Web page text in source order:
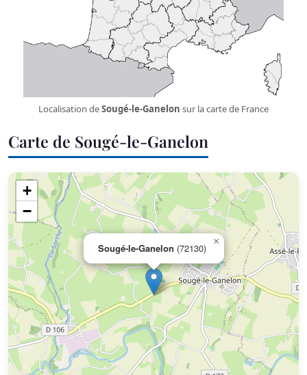
Localisation deSougé-le-Ganelon sur la carte de France
Carte de Sougé-le-Ganelon
Sougé-le-Ganelon (72130)
×
+
−